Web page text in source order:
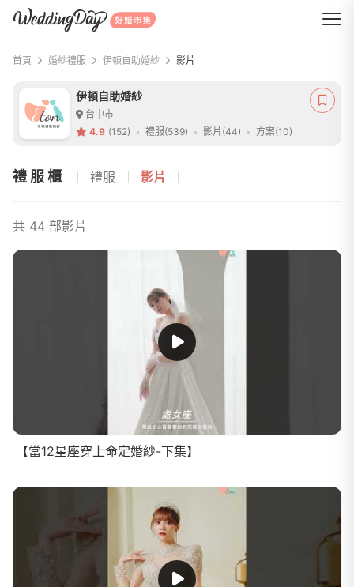
WeddingDay 好婚市集
首頁 婚紗禮服 伊頓自助婚紗 影片
伊頓自助婚紗
台中市
4.9 (152) 禮服(539) 影片(44) 方案(10)
禮服櫃 禮服 影片
共 44 部影片
【當12星座穿上命定婚紗-下集】